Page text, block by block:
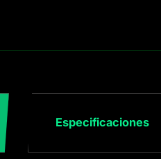
Especificaciones